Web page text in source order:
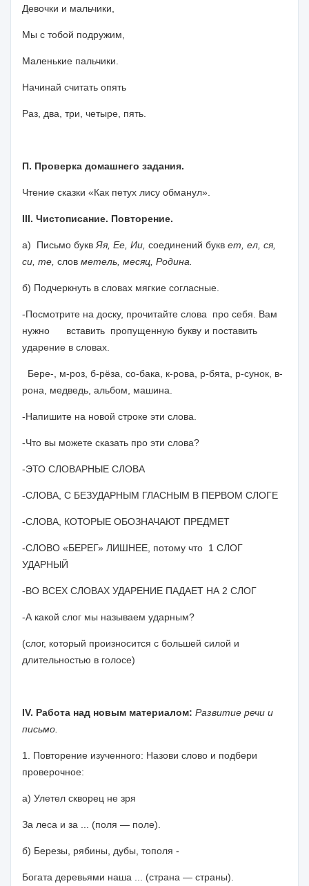
Девочки и мальчики,
Мы с тобой подружим,
Маленькие пальчики.
Начинай считать опять
Раз, два, три, четыре, пять.
П. Проверка домашнего задания.
Чтение сказки «Как петух лису обманул».
III. Чистописание. Повторение.
а) Письмо букв Яя, Ее, Ии, соединений букв ет, ел, ся,
си, те, слов метель, месяц, Родина.
б) Подчеркнуть в словах мягкие согласные.
-Посмотрите на доску, прочитайте слова про себя. Вам
нужно вставить пропущенную букву и поставить
ударение в словах.
Бере-, м-роз, б-рёза, со-бака, к-рова, р-бята, р-сунок, в-
рона, медведь, альбом, машина.
-Напишите на новой строке эти слова.
-Что вы можете сказать про эти слова?
-ЭТО СЛОВАРНЫЕ СЛОВА
-СЛОВА, С БЕЗУДАРНЫМ ГЛАСНЫМ В ПЕРВОМ СЛОГЕ
-СЛОВА, КОТОРЫЕ ОБОЗНАЧАЮТ ПРЕДМЕТ
-СЛОВО «БЕРЕГ» ЛИШНЕЕ, потому что 1 СЛОГ
УДАРНЫЙ
-ВО ВСЕХ СЛОВАХ УДАРЕНИЕ ПАДАЕТ НА 2 СЛОГ
-А какой слог мы называем ударным?
(слог, который произносится с большей силой и
длительностью в голосе)
IV. Работа над новым материалом: Развитие речи и
письмо.
1. Повторение изученного: Назови слово и подбери
проверочное:
а) Улетел скворец не зря
За леса и за ... (поля — поле).
б) Березы, рябины, дубы, тополя -
Богата деревьями наша ... (страна — страны).